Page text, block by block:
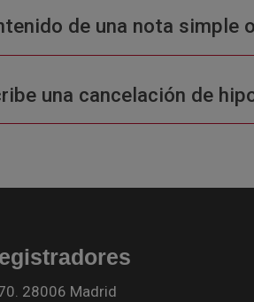
de una nota simple
una cancelación de
28006 Madrid